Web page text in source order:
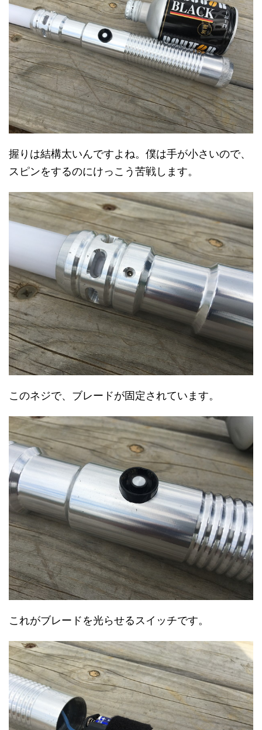
握りは結構太いんですよね。僕は手が小さいので、
スピンをするのにけっこう苦戦します。
このネジで、ブレードが固定されています。
これがブレードを光らせるスイッチです。